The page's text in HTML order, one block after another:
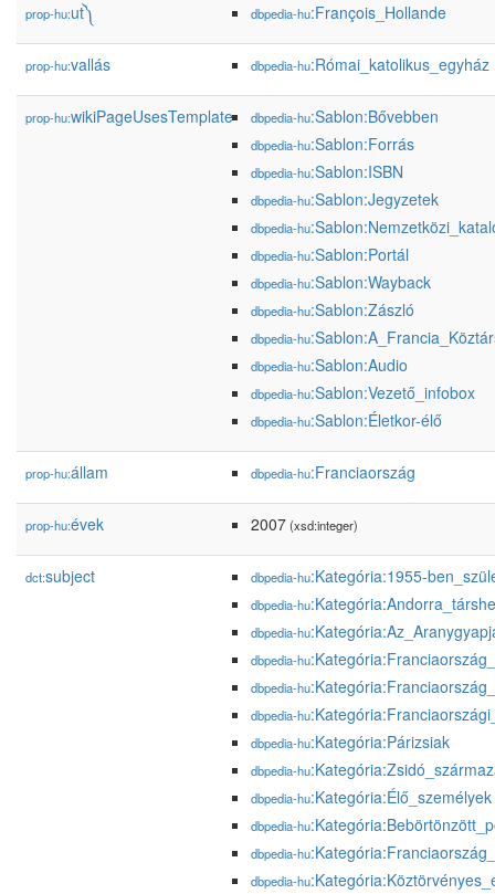
prop-hu:ut༽ dbpedia-hu:François_Hollande
prop-hu:vallás dbpedia-hu:Római_katolikus_egyház
prop-hu:wikiPageUsesTemplate dbpedia-hu:Sablon:Bővebben
dbpedia-hu:Sablon:Forrás
dbpedia-hu:Sablon:ISBN
dbpedia-hu:Sablon:Jegyzetek
dbpedia-hu
dbpedia-hu:Sablon:Portál
dbpedia-hu:Sablon:Wayback
dbpedia-hu:Sablon:Zászló
dbpedia-hu
dbpedia-hu:Sablon:Audio
dbpedia-hu:Sablon:Vezető_infobox
dbpedia-hu:Sablon:Életkor-élő
prop-hu:állam dbpedia-hu:Franciaország
prop-hu:évek 2007(xsd:integer)
dct:subject dbpedia-hu:Kategória:1955-
dbpedia-hu
dbpedia-hu
dbpedia-hu
dbpedia-hu
dbpedia-hu
dbpedia-hu:Kategória:Párizsiak
dbpedia-hu
dbpedia-hu:Kategória:Élő_személyek
dbpedia-hu
dbpedia-hu
dbpedia-hu